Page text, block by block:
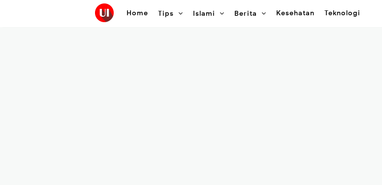
Home Tips Islami Berita Kesehatan Teknologi